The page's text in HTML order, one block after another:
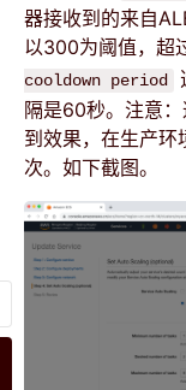
器接收到的来自
以300为阈值，超
cooldown period
隔是60秒。注意
到效果，在生产
次。如下截图。